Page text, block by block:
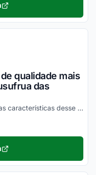
qualidade mais
das
Confira diretamente no site todas as características desse novo smartphone Motorola e aproveite!